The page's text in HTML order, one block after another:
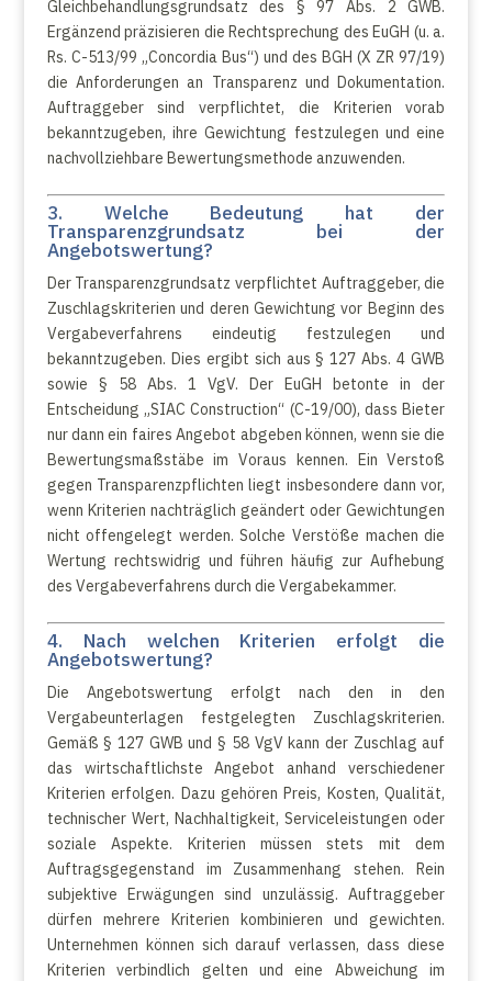
Gleichbehandlungsgrundsatz des § 97 Abs. 2 GWB.
Ergänzend präzisieren die Rechtsprechung des EuGH (u. a.
Rs. C-513/99 „Concordia Bus“) und des BGH (X ZR 97/19)
die Anforderungen an Transparenz und Dokumentation.
Auftraggeber sind verpflichtet, die Kriterien vorab
bekanntzugeben, ihre Gewichtung festzulegen und eine
nachvollziehbare Bewertungsmethode anzuwenden.
3. Welche Bedeutung hat der
Transparenzgrundsatz bei der
Angebotswertung?
Der Transparenzgrundsatz verpflichtet Auftraggeber, die
Zuschlagskriterien und deren Gewichtung vor Beginn des
Vergabeverfahrens eindeutig festzulegen und
bekanntzugeben. Dies ergibt sich aus § 127 Abs. 4 GWB
sowie § 58 Abs. 1 VgV. Der EuGH betonte in der
Entscheidung „SIAC Construction“ (C-19/00), dass Bieter
nur dann ein faires Angebot abgeben können, wenn sie die
Bewertungsmaßstäbe im Voraus kennen. Ein Verstoß
gegen Transparenzpflichten liegt insbesondere dann vor,
wenn Kriterien nachträglich geändert oder Gewichtungen
nicht offengelegt werden. Solche Verstöße machen die
Wertung rechtswidrig und führen häufig zur Aufhebung
des Vergabeverfahrens durch die Vergabekammer.
4. Nach welchen Kriterien erfolgt die
Angebotswertung?
Die Angebotswertung erfolgt nach den in den
Vergabeunterlagen festgelegten Zuschlagskriterien.
Gemäß § 127 GWB und § 58 VgV kann der Zuschlag auf
das wirtschaftlichste Angebot anhand verschiedener
Kriterien erfolgen. Dazu gehören Preis, Kosten, Qualität,
technischer Wert, Nachhaltigkeit, Serviceleistungen oder
soziale Aspekte. Kriterien müssen stets mit dem
Auftragsgegenstand im Zusammenhang stehen. Rein
subjektive Erwägungen sind unzulässig. Auftraggeber
dürfen mehrere Kriterien kombinieren und gewichten.
Unternehmen können sich darauf verlassen, dass diese
Kriterien verbindlich gelten und eine Abweichung im